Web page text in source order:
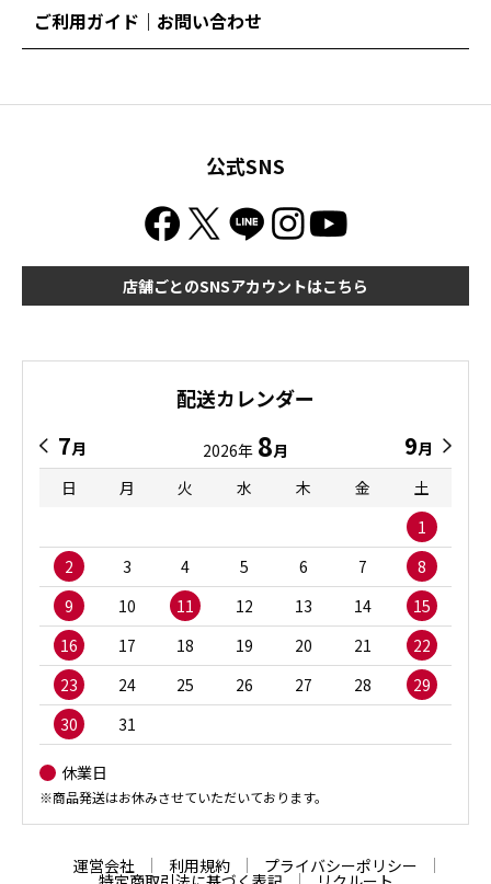
ご利用ガイド｜お問い合わせ
公式SNS
店舗ごとのSNSアカウントはこちら
配送カレンダー
7月 2026年 8月 9月
日
月 火 水 木 金
土
1
2
3 4 5 6 7
8
9
10 11 12 13 14
15
16
17 18 19 20 21
22
23
24 25 26 27 28
29
30
31
休業日
※商品発送はお休みさせていただいております。
運営会社 利用規約 プライバシーポリシー